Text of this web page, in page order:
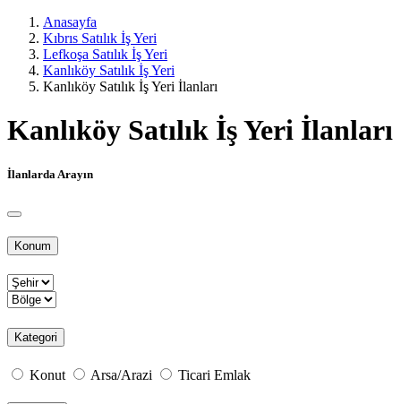
Anasayfa
Kıbrıs Satılık İş Yeri
Lefkoşa Satılık İş Yeri
Kanlıköy Satılık İş Yeri
Kanlıköy Satılık İş Yeri İlanları
Kanlıköy Satılık İş Yeri İlanları
İlanlarda Arayın
Konum
Kategori
Konut Arsa/Arazi Ticari Emlak